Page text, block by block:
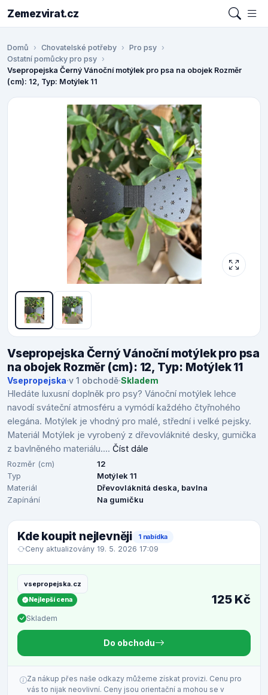
Zemezvirat.cz
Domů Chovatelské potřeby
Pro psy
Ostatní pomůcky pro psy
Vsepropejska Černý Vánoční motýlek pro psa na obojek Rozměr
(cm): 12, Typ: Motýlek 11
Vsepropejska Černý Vánoční motýlek pro psa
na obojek Rozměr (cm): 12, Typ: Motýlek 11
Vsepropejska·v 1 obchodě·Skladem
Hledáte luxusní doplněk pro psy? Vánoční motýlek lehce
navodí sváteční atmosféru a vymódí každého čtyřnohého
elegána. Motýlek je vhodný pro malé, střední i velké pejsky.
Materiál Motýlek je vyrobený z dřevovláknité desky, gumička
z bavlněného materiálu.... Číst dále
Rozměr (cm)
12
Typ
Motýlek 11
Materiál
Dřevovláknitá deska, bavlna
Zapínání
Na gumičku
Kde koupit nejlevněji 1 nabídka
Ceny aktualizovány 19. 5. 2026 17:09
vsepropejska.cz
Nejlepší cena
Skladem
125 Kč
Do obchodu
Za nákup přes naše odkazy můžeme získat provizi. Cenu pro
vás to nijak neovlivní. Ceny jsou orientační a mohou se v